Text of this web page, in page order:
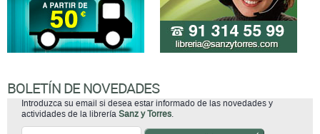
Introduzca su email si desea estar informado de las novedades y
actividades de la libreríaSanz y Torres